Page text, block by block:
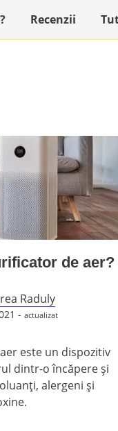
Recenzii
de aer?
Raduly
-actualizat
este un dispozitiv
dintr-o încăpere și
alergeni și